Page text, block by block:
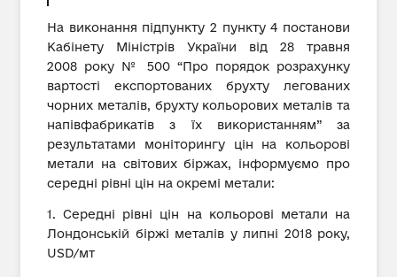
На виконання підпункту 2 пункту 4 постанови
Кабінету Міністрів України від 28 травня
2008 року № 500 “Про порядок розрахунку
вартості експортованих брухту легованих
чорних металів, брухту кольорових металів та
напівфабрикатів з їх використанням” за
результатами моніторингу цін на кольорові
метали на світових біржах, інформуємо про
середні рівні цін на окремі метали:
1. Середні рівні цін на кольорові метали на
Лондонській біржі металів у липні 2018 року,
USD/мт